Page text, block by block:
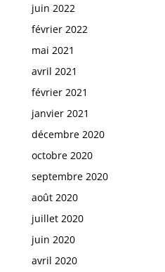
juin 2022
février 2022
mai 2021
avril 2021
février 2021
janvier 2021
décembre 2020
octobre 2020
septembre 2020
août 2020
juillet 2020
juin 2020
avril 2020